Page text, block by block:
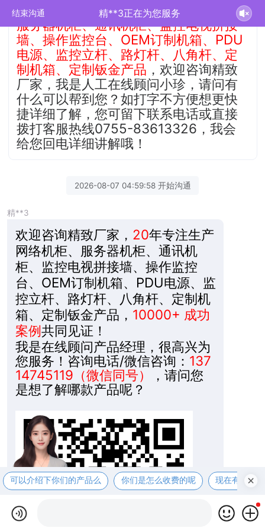
结束沟通 精**3正在为您服务
精致厂家 匠心专注生产网络机柜、
服务器机柜、通讯机柜、监控电视拼接
墙、操作监控台、OEM订制机箱、PDU
电源、监控立杆、路灯杆、八角杆、定
制机箱、定制钣金产品 ，欢迎咨询精致
厂家，我是人工在线顾问小珍，请问有
什么可以帮到您？如打字不方便想更快
捷详细了解，您可留下联系电话或直接
拨打客服热线0755-83613326，我会
给您回电详细讲解哦！
2026-08-07 04:59:58 开始沟通
精**3
欢迎咨询精致厂家， 20年专注生产
网络机柜、服务器机柜、通讯机
柜、监控电视拼接墙、操作监控
台、OEM订制机箱、PDU电源、监
控立杆、路灯杆、八角杆、定制机
箱、定制钣金产品， 10000+ 成功
案例共同见证！
我是在线顾问产品经理，很高兴为
您服务！咨询电话/微信咨询： 137
14745119（微信同号）
，请问您
是想了解哪款产品呢？
可以介绍下你们的产品么 你们是怎么收费的呢 现在有优惠